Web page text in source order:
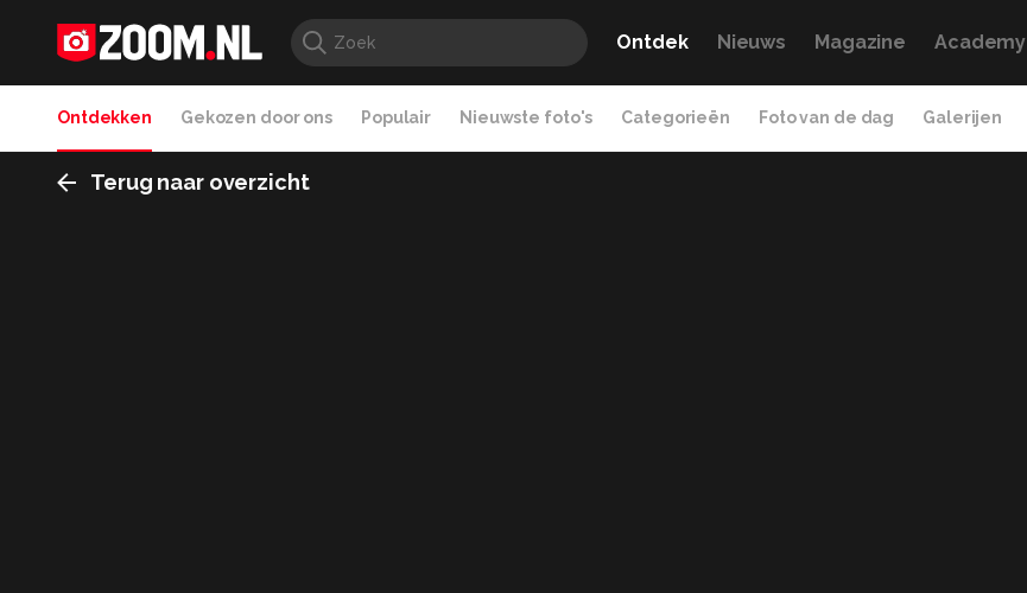
Ontdek Nieuws Magazine Academy
Ontdekken Gekozen door ons Populair Nieuwste foto's Categorieën Foto van de dag Galerijen
Terug naar overzicht